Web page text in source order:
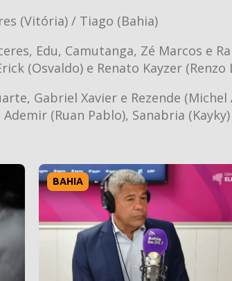
(Vitória) / Tiago (Bahia)
Edu, Camutanga, Zé Marcos e
(Osvaldo) e Renato Kayzer (Renzo
Gabriel Xavier e Rezende
(Ruan Pablo), Sanabria
BAHIA